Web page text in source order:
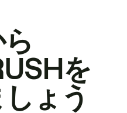
を
ょう